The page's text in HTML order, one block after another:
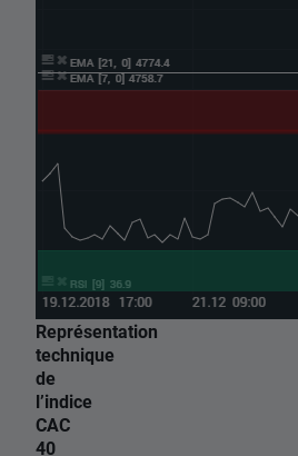
Représentation
technique
de
l’indice
CAC
40